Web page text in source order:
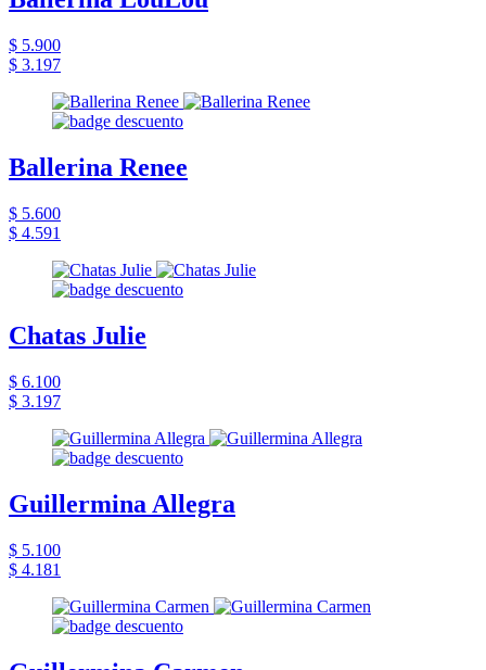
$ 5.900
$ 3.197
Ballerina Renee
$ 5.600
$ 4.591
Chatas Julie
$ 6.100
$ 3.197
Guillermina Allegra
$ 5.100
$ 4.181